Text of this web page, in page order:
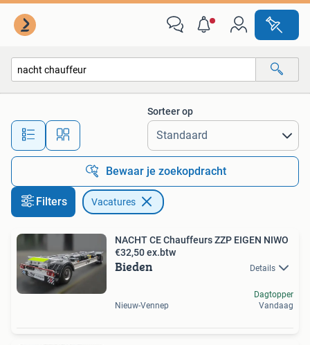
Alle afstanden…
Sorteer op
Bewaar je zoekopdracht
Filters Vacatures
NACHT CE Chauffeurs ZZP EIGEN NIWO
€32,50 ex.btw
Bieden Details
Nieuw-Vennep
Dagtopper
Vandaag